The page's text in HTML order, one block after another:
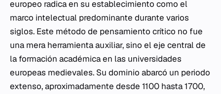
europeo radica en su establecimiento como el
marco intelectual predominante durante varios
siglos. Este método de pensamiento crítico no fue
una mera herramienta auxiliar, sino el eje central de
la formación académica en las universidades
europeas medievales. Su dominio abarcó un periodo
extenso, aproximadamente desde 1100 hasta 1700,